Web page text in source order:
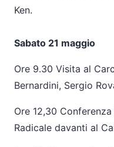
Ken.
Sabato 21 maggio
Ore 9.30 Visita al
Bernardini, Sergio
Ore 12,30
Radicale davanti al